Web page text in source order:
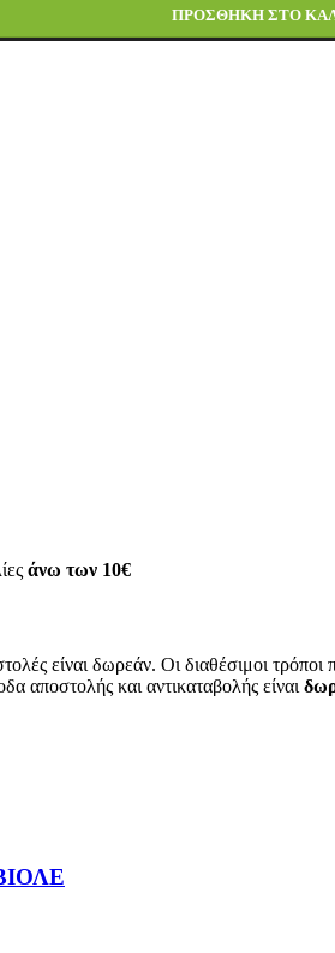
ΠΡΟΣΘΉΚΗ ΣΤΟ
άνω των 10€
είναι δωρεάν. Οι διαθέσιμοι τρόποι
αποστολής και αντικαταβολής είναι